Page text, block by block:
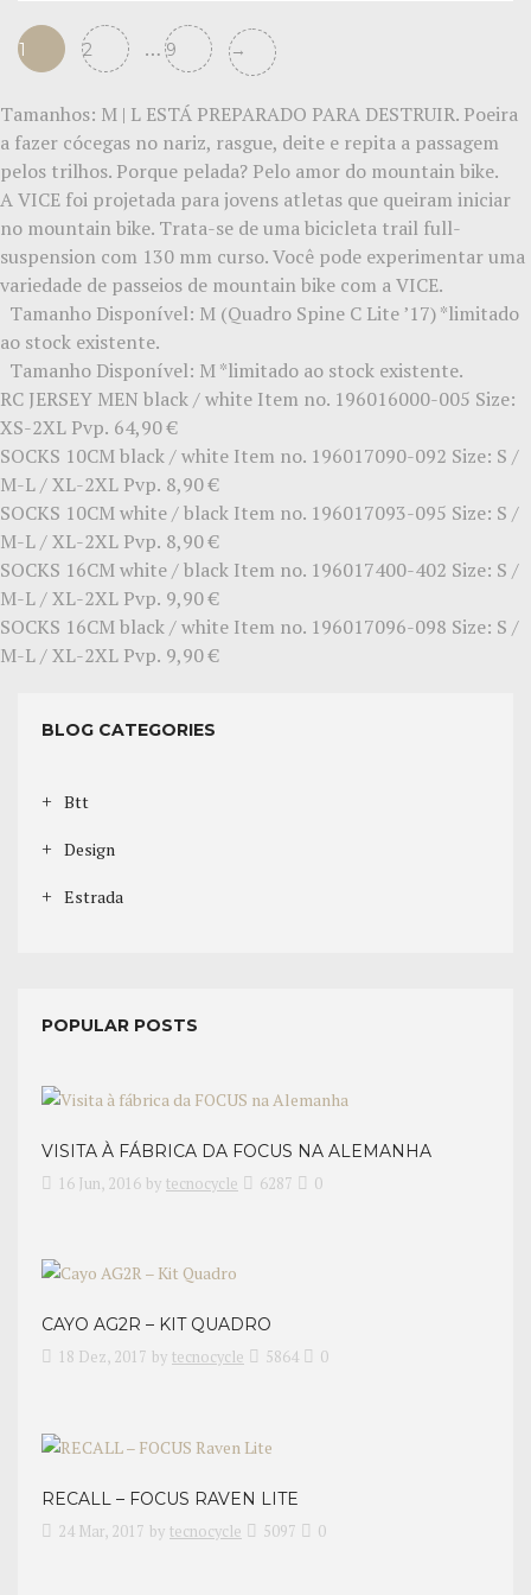
1 2 … 9 →
Tamanhos: M | L ESTÁ PREPARADO PARA DESTRUIR. Poeira
a fazer cócegas no nariz, rasgue, deite e repita a passagem
pelos trilhos. Porque pelada? Pelo amor do mountain bike.
A VICE foi projetada para jovens atletas que queiram iniciar
no mountain bike. Trata-se de uma bicicleta trail full-
suspension com 130 mm curso. Você pode experimentar uma
variedade de passeios de mountain bike com a VICE.
Tamanho Disponível: M (Quadro Spine C Lite ’17) *limitado
ao stock existente.
Tamanho Disponível: M *limitado ao stock existente.
RC JERSEY MEN black / white Item no. 196016000-005 Size:
XS-2XL Pvp. 64,90 €
SOCKS 10CMblack / white Item no. 196017090-092 Size: S /
M-L / XL-2XL Pvp. 8,90 €
SOCKS 10CMwhite / black Item no. 196017093-095 Size: S /
M-L / XL-2XL Pvp. 8,90 €
SOCKS 16CMwhite / black Item no. 196017400-402 Size: S /
M-L / XL-2XL Pvp. 9,90 €
SOCKS 16CMblack / white Item no. 196017096-098 Size: S /
M-L / XL-2XL Pvp. 9,90 €
BLOG CATEGORIES
Btt
Design
Estrada
POPULAR POSTS
VISITA À FÁBRICA DA FOCUS NA ALEMANHA
16 Jun, 2016 by tecnocycle 6287 0
CAYO AG2R – KIT QUADRO
18 Dez, 2017 by tecnocycle 5864 0
RECALL – FOCUS RAVEN LITE
24 Mar, 2017 by tecnocycle 5097 0